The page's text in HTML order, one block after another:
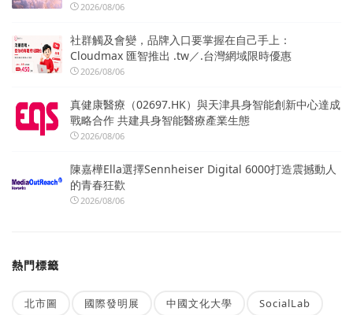
2026/08/06
社群觸及會變，品牌入口要掌握在自己手上：
Cloudmax 匯智推出 .tw／.台灣網域限時優惠
2026/08/06
真健康醫療（02697.HK）與天津具身智能創新中心達成
戰略合作 共建具身智能醫療產業生態
2026/08/06
陳嘉樺Ella選擇Sennheiser Digital 6000打造震撼動人
的青春狂歡
2026/08/06
熱門標籤
北市圖 國際發明展 中國文化大學 SocialLab